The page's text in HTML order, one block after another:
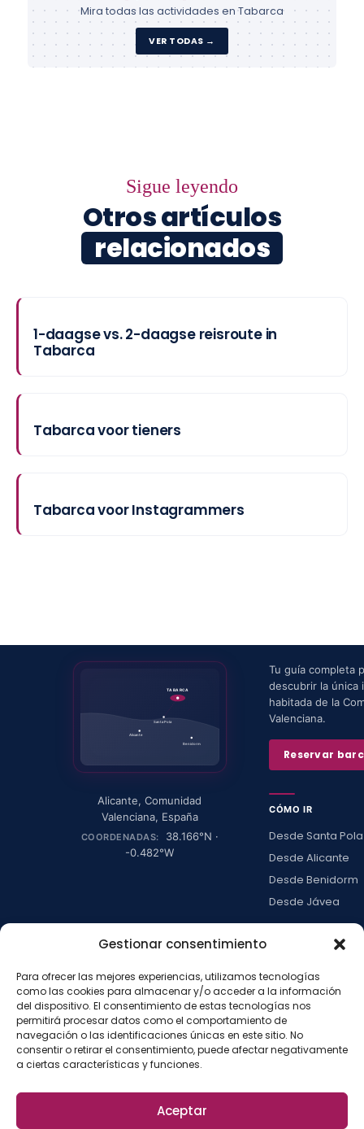
Gestionar consentimiento
Para ofrecer las mejores experiencias, utilizamos tecnologías
como las cookies para almacenar y/o acceder a la información
del dispositivo. El consentimiento de estas tecnologías nos
permitirá procesar datos como el comportamiento de
navegación o las identificaciones únicas en este sitio. No
consentir o retirar el consentimiento, puede afectar negativamente
a ciertas características y funciones.
Aceptar
Mira todas las actividades en Tabarca
VER TODAS →
Sigue leyendo
Otros artículos
relacionados
1-daagse vs. 2-daagse reisroute in
Tabarca
Tabarca voor tieners
Tabarca voor Instagrammers
TABARCA
Santa Pola
Alicante
Benidorm
Alicante,Comunidad
Valenciana, España
COORDENADAS: 38.166°N ·
-0.482°W
Tu guía completa
descubrir la única
habitada de la
Valenciana.
Reservar
CÓMO IR
Desde Santa Pola
Desde Alicante
Desde Benidorm
Desde Jávea
LA ISLA
Actividades
Blog
Con niños
Press kit